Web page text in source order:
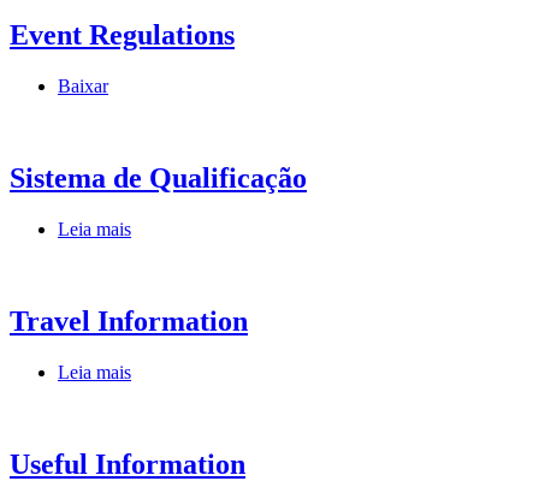
Event Regulations
Baixar
Sistema de Qualificação
Leia mais
Travel Information
Leia mais
Useful Information